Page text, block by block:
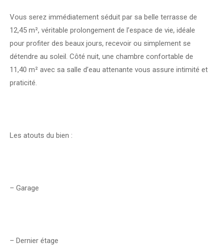
Vous serez immédiatement séduit par sa belle terrasse de
12,45 m², véritable prolongement de l’espace de vie, idéale
pour profiter des beaux jours, recevoir ou simplement se
détendre au soleil. Côté nuit, une chambre confortable de
11,40 m² avec sa salle d’eau attenante vous assure intimité et
praticité.
Les atouts du bien :
– Garage
– Dernier étage